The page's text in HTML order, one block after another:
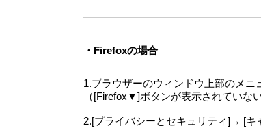
・Firefoxの場合
1.ブラウザーのウィンドウ上部のメニ
（[Firefox▼]ボタンが表示されていな
2.[プライバシーとセキュリティ]→ [キ